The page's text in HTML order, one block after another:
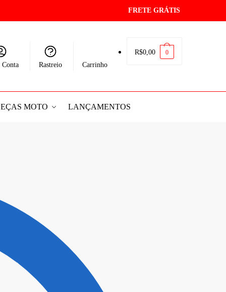
FRETE GRÁTIS
Rastreio Carrinho
R$0,00 0
MOTO LANÇAMENTOS